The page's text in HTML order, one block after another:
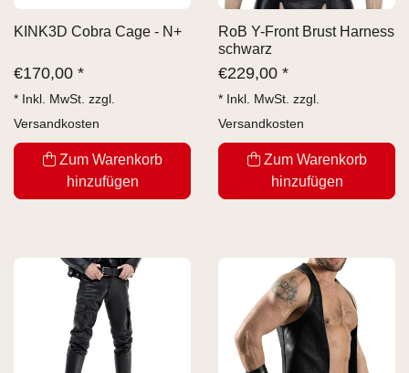
KINK3D Cobra Cage - N+
€170,00 *
* Inkl. MwSt. zzgl.
Versandkosten
Zum Warenkorb
hinzufügen
RoB Y-Front Brust Harness
schwarz
€229,00 *
* Inkl. MwSt. zzgl.
Versandkosten
Zum Warenkorb
hinzufügen